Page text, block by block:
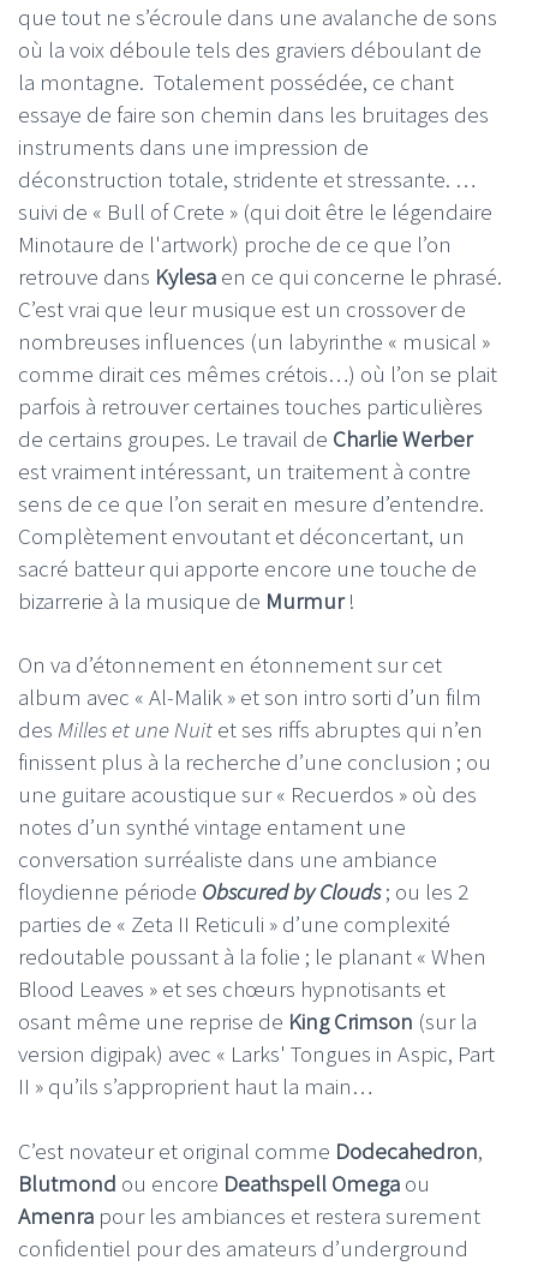
que tout ne s’écroule dans une avalanche de sons
où la voix déboule tels des graviers déboulant de
la montagne. Totalement possédée, ce chant
essaye de faire son chemin dans les bruitages des
instruments dans une impression de
déconstruction totale, stridente et stressante. …
suivi de « Bull of Crete » (qui doit être le légendaire
Minotaure de l'artwork) proche de ce que l’on
retrouve dans Kylesa en ce qui concerne le phrasé.
C’est vrai que leur musique est un crossover de
nombreuses influences (un labyrinthe « musical »
comme dirait ces mêmes crétois…) où l’on se plait
parfois à retrouver certaines touches particulières
de certains groupes. Le travail de Charlie Werber
est vraiment intéressant, un traitement à contre
sens de ce que l’on serait en mesure d’entendre.
Complètement envoutant et déconcertant, un
sacré batteur qui apporte encore une touche de
bizarrerie à la musique de Murmur!
On va d’étonnement en étonnement sur cet
album avec « Al-Malik » et son intro sorti d’un film
des Milles et une Nuit et ses riffs abruptes qui n’en
finissent plus à la recherche d’une conclusion ; ou
une guitare acoustique sur « Recuerdos » où des
notes d’un synthé vintage entament une
conversation surréaliste dans une ambiance
floydienne période Obscured by Clouds; ou les 2
parties de « Zeta II Reticuli » d’une complexité
redoutable poussant à la folie ; le planant « When
Blood Leaves » et ses chœurs hypnotisants et
osant même une reprise de King Crimson (sur la
version digipak) avec « Larks' Tongues in Aspic, Part
II » qu’ils s’approprient haut la main…
C’est novateur et original comme Dodecahedron,
Blutmond ou encore Deathspell Omega ou
Amenra pour les ambiances et restera surement
confidentiel pour des amateurs d’underground